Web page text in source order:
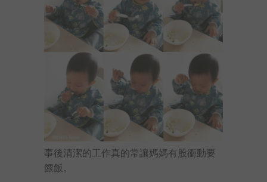
事後清潔的工作真的常讓媽媽有股衝動要
餵飯。